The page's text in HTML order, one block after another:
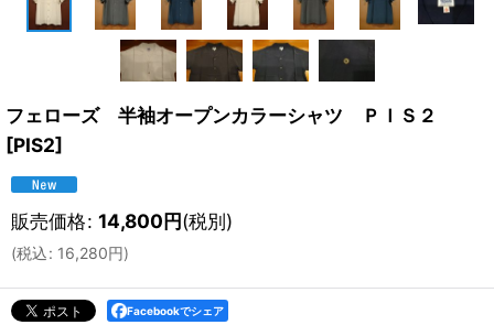
フェローズ 半袖オープンカラーシャツ ＰＩＳ２
[PIS2]
販売価格: 14,800円(税別)
(税込: 16,280円)
Facebookでシェア